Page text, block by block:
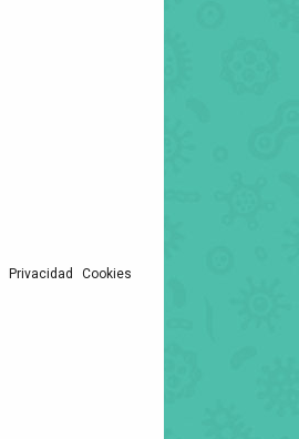
Privacidad Cookies